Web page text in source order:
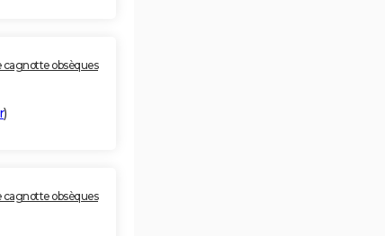
cagnotte obsèques
)
cagnotte obsèques